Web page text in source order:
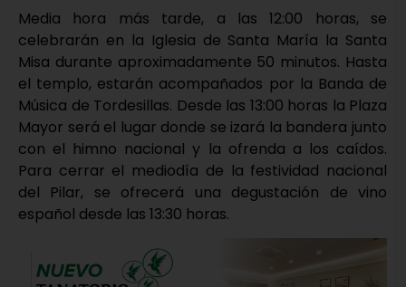
Media hora más tarde, a las 12:00 horas, se
celebrarán en la Iglesia de Santa María la Santa
Misa durante aproximadamente 50 minutos. Hasta
el templo, estarán acompañados por la Banda de
Música de Tordesillas. Desde las 13:00 horas la Plaza
Mayor será el lugar donde se izará la bandera junto
con el himno nacional y la ofrenda a los caídos.
Para cerrar el mediodía de la festividad nacional
del Pilar, se ofrecerá una degustación de vino
español desde las 13:30 horas.